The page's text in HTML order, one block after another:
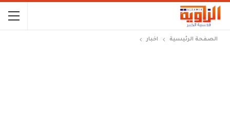
الصفحة الرئيسية اخبار